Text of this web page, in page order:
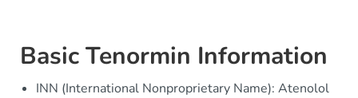
Basic Tenormin Information
INN (International Nonproprietary Name): Atenolol